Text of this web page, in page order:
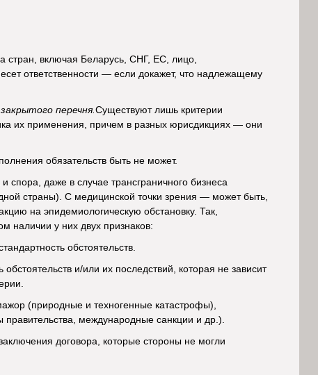
стран, включая Беларусь, СНГ, ЕС, лицо,
ответственности — если докажет, что надлежащему
перечня.Существуют лишь критерии
их применения, причем в разных юрисдикциях — они
обязательств быть не может.
спора, даже в случае трансграничного бизнеса
страны). С медицинской точки зрения — может быть,
на эпидемиологическую обстановку. Так,
наличии у них двух признаков:
обстоятельств.
и/или их последствий, которая не зависит
(природные и техногенные катастрофы),
международные санкции и др.).
договора, которые стороны не могли